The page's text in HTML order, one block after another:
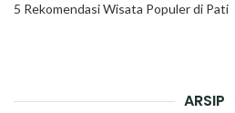
5 Rekomendasi Wisata Populer di Pati
ARSIP